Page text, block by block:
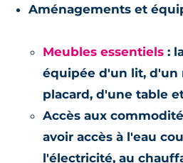
Aménagements et
Meubles essentiels :
équipée d'un lit, d'un
placard, d'une table
Accès aux
avoir accès à l'eau
l'électricité, au